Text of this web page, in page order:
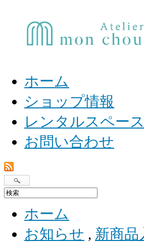
ホーム
ショップ情報
レンタルスペース
お問い合わせ
ホーム
お知らせ , 新商品